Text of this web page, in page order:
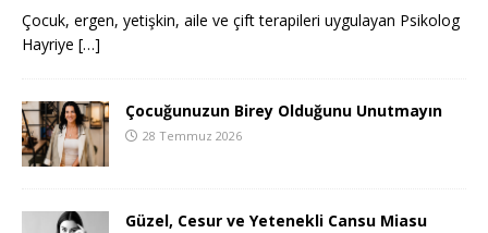
Çocuk, ergen, yetişkin, aile ve çift terapileri uygulayan Psikolog
Hayriye […]
Çocuğunuzun Birey Olduğunu Unutmayın
28 Temmuz 2026
Güzel, Cesur ve Yetenekli Cansu Miasu